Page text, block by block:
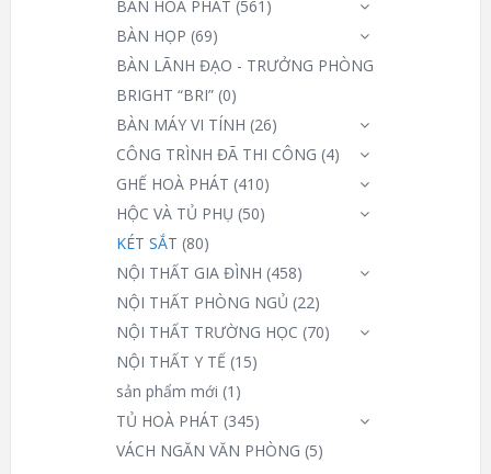
BÀN HOÀ PHÁT (561)
BÀN HỌP (69)
BÀN LÃNH ĐẠO - TRƯỞNG PHÒNG
BRIGHT “BRI” (0)
BÀN MÁY VI TÍNH (26)
CÔNG TRÌNH ĐÃ THI CÔNG (4)
GHẾ HOÀ PHÁT (410)
HỘC VÀ TỦ PHỤ (50)
KÉT SẮT (80)
NỘI THẤT GIA ĐÌNH (458)
NỘI THẤT PHÒNG NGỦ (22)
NỘI THẤT TRƯỜNG HỌC (70)
NỘI THẤT Y TẾ (15)
sản phẩm mới (1)
TỦ HOÀ PHÁT (345)
VÁCH NGĂN VĂN PHÒNG (5)